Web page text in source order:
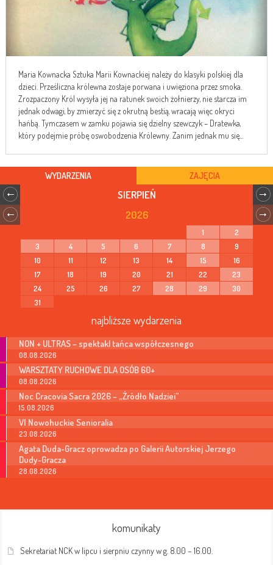
Maria Kownacka Sztuka Marii Kownackiej należy do klasyki polskiej dla
dzieci. Prześliczna królewna zostaje porwana i uwięziona przez smoka.
Zrozpaczony Król wysyła jej na ratunek swoich żołnierzy, nie starcza im
jednak odwagi, by zmierzyć się z okrutną bestią, wracają więc okryci
hańbą. Tymczasem w zamku pojawia się dzielny szewczyk – Dratewka,
który podejmie próbę oswobodzenia Królewny. Zanim jednak mu się...
WYDARZENIA ZAJĘCIA
SIERPIEŃ
2026
1
2
3
4 5 6 7 8
9
10
11 12 13 14 15
16
17
18 19 20 21 22
23
24
25 26 27 28 29
30
31
najbliższe wydarzenia
NON + ULTRAS – spektakl tańca współczesnego
08.08.2026
WARSZTATY RUCHOWE DLA OSÓB 60+
08.08.2026
Noc Cracovia Sacra 2026 – „Źródło Nadziei”
15.08.2026
VI Nowohuckie Senioralia
23.08.2026
Agata Duda-Gracz oprowadza po Galerii Autorskiej Jerzego
Dudy-Gracza
28.08.2026
komunikaty
Sekretariat NCK w lipcu i sierpniu czynny w g. 8.00 – 16.00.